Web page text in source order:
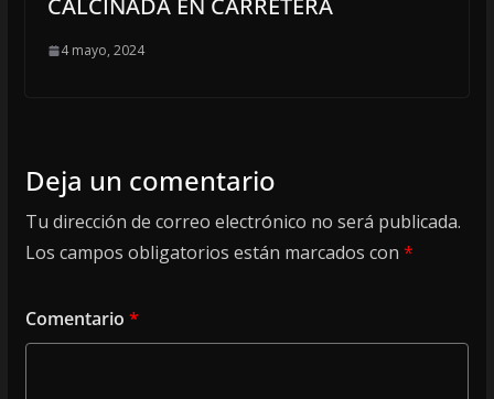
CALCINADA EN CARRETERA
4 mayo, 2024
Deja un comentario
Tu dirección de correo electrónico no será publicada.
Los campos obligatorios están marcados con *
Comentario *